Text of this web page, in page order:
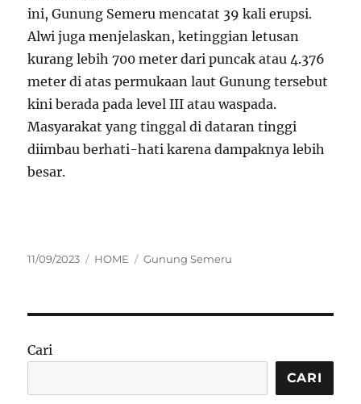
ini, Gunung Semeru mencatat 39 kali erupsi.
Alwi juga menjelaskan, ketinggian letusan
kurang lebih 700 meter dari puncak atau 4.376
meter di atas permukaan laut Gunung tersebut
kini berada pada level III atau waspada.
Masyarakat yang tinggal di dataran tinggi
diimbau berhati-hati karena dampaknya lebih
besar.
Posted
11/09/2023 Categories
HOME Tags
Gunung Semeru
Cari
CARI